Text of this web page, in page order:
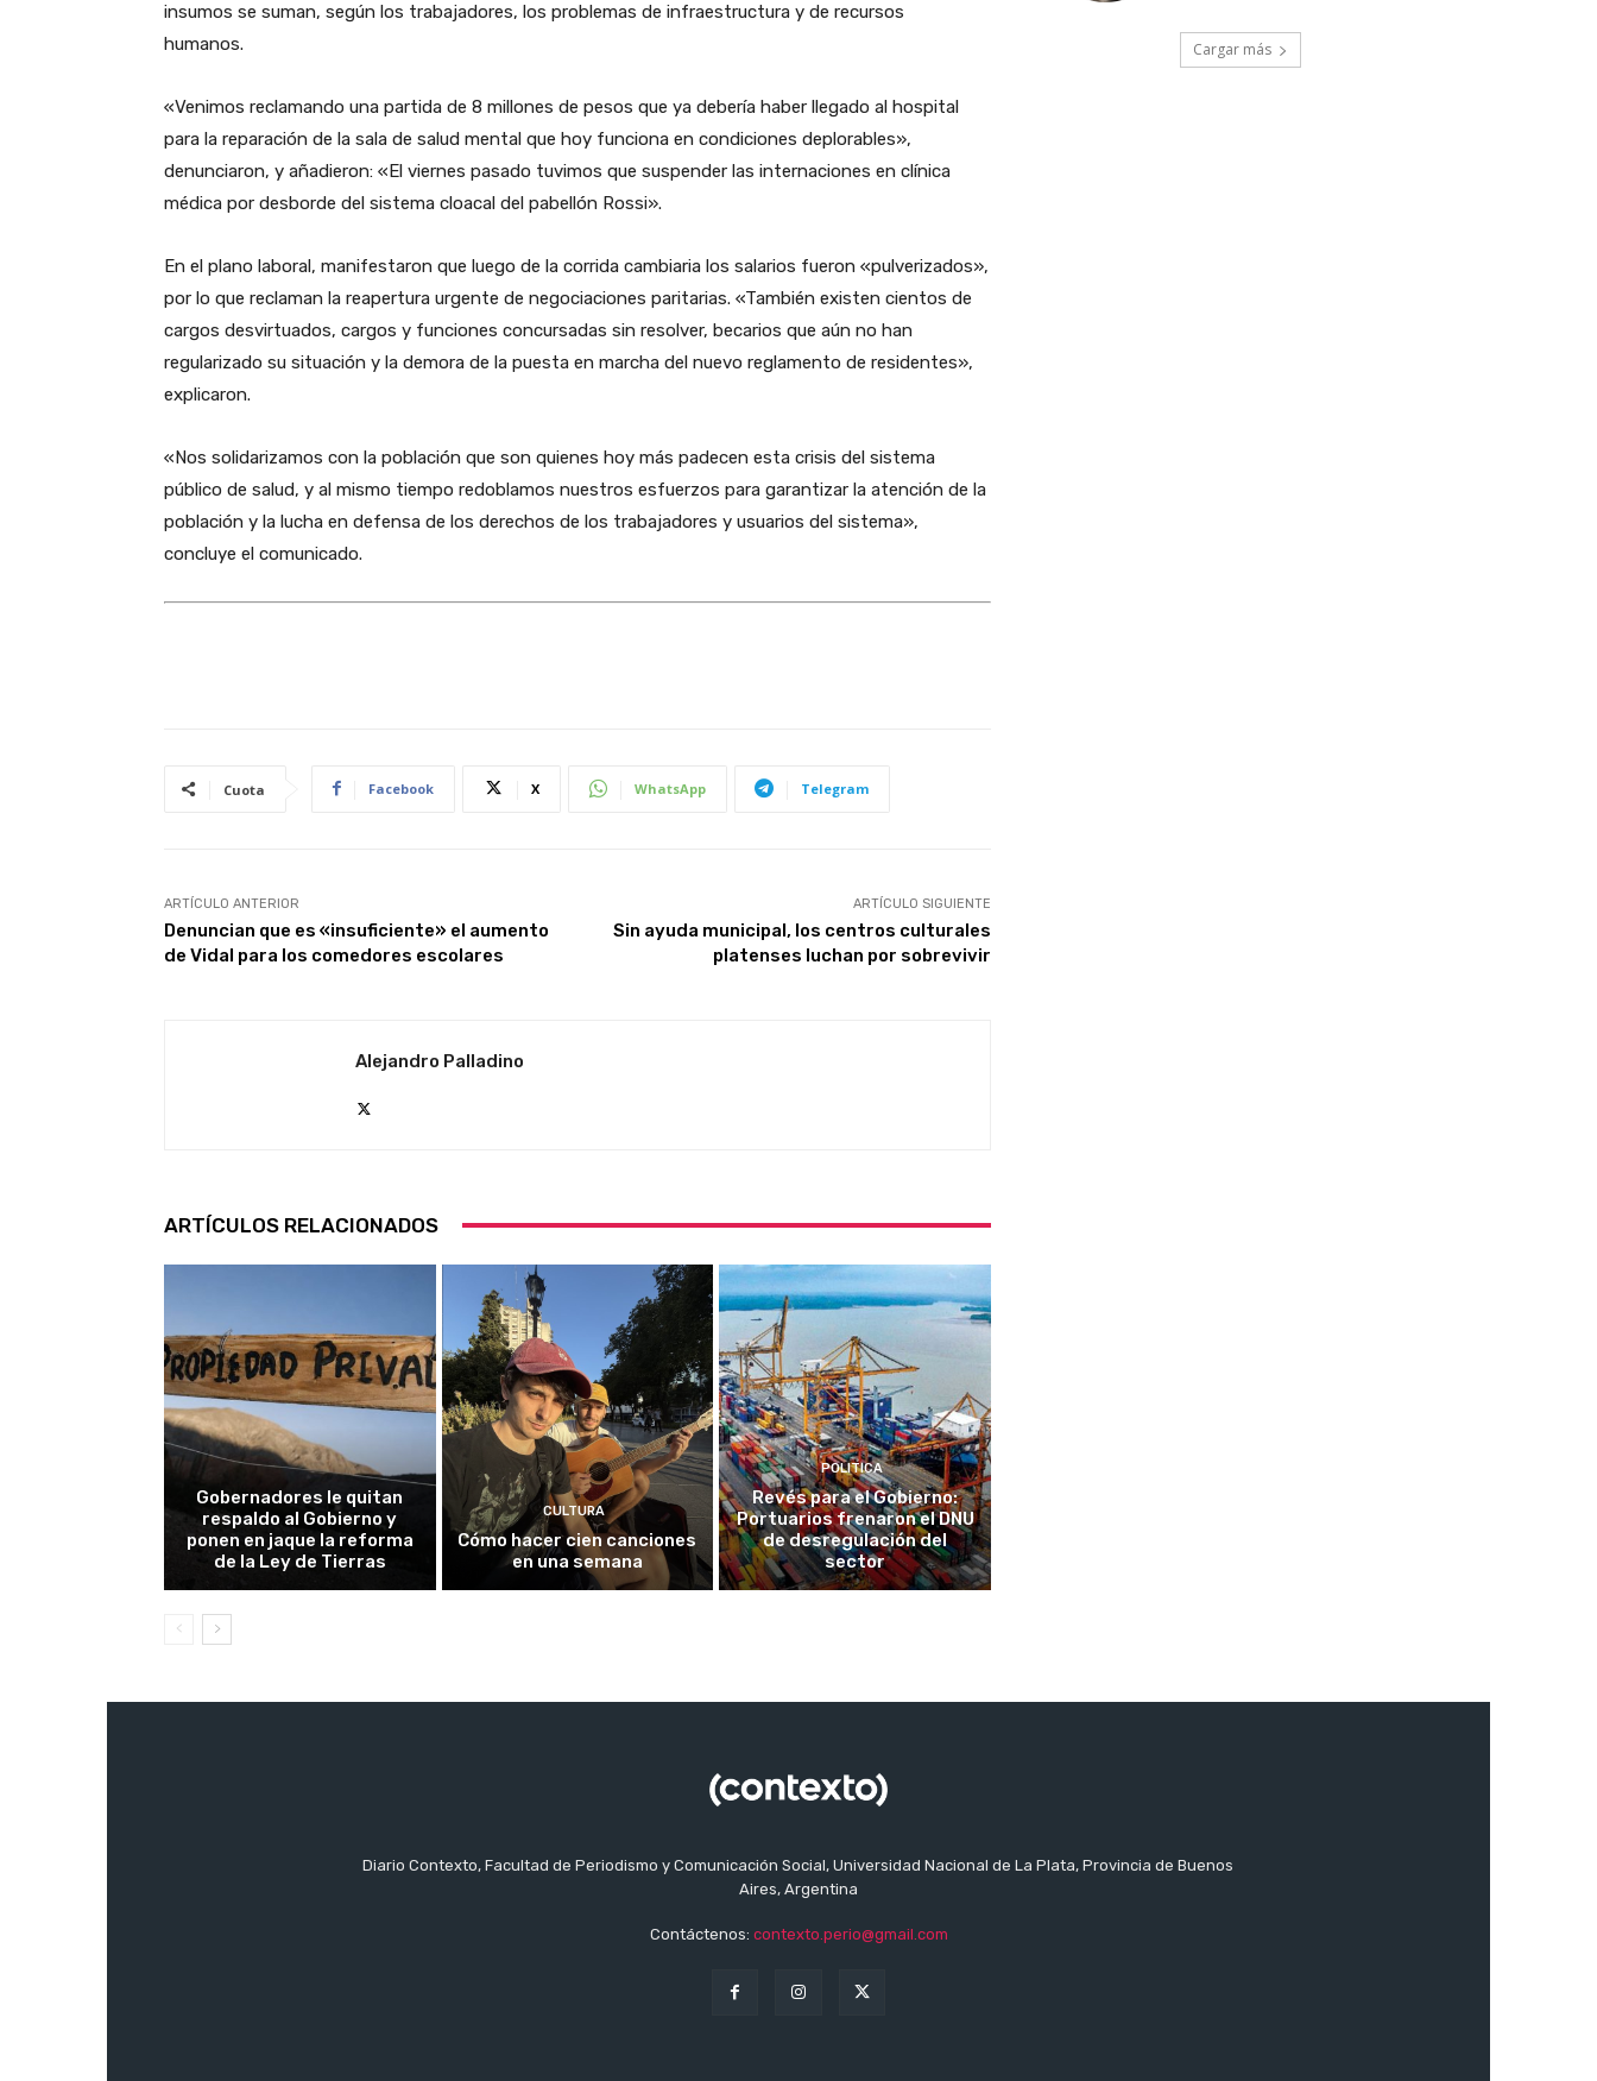
insumos se suman, según los trabajadores, los problemas de infraestructura y de recursos
humanos.
«Venimos reclamando una partida de 8 millones de pesos que ya debería haber llegado al hospital
para la reparación de la sala de salud mental que hoy funciona en condiciones deplorables»,
denunciaron, y añadieron: «El viernes pasado tuvimos que suspender las internaciones en clínica
médica por desborde del sistema cloacal del pabellón Rossi».
En el plano laboral, manifestaron que luego de la corrida cambiaria los salarios fueron «pulverizados»,
por lo que reclaman la reapertura urgente de negociaciones paritarias. «También existen cientos de
cargos desvirtuados, cargos y funciones concursadas sin resolver, becarios que aún no han
regularizado su situación y la demora de la puesta en marcha del nuevo reglamento de residentes»,
explicaron.
«Nos solidarizamos con la población que son quienes hoy más padecen esta crisis del sistema
público de salud, y al mismo tiempo redoblamos nuestros esfuerzos para garantizar la atención de la
población y la lucha en defensa de los derechos de los trabajadores y usuarios del sistema»,
concluye el comunicado.
Cuota Facebook X WhatsApp Telegram
ARTÍCULO ANTERIOR
Denuncian que es «insuficiente» el aumento
de Vidal para los comedores escolares
ARTÍCULO SIGUIENTE
Sin ayuda municipal, los centros culturales
platenses luchan por sobrevivir
Alejandro Palladino
ARTÍCULOS RELACIONADOS
Gobernadores le quitan
respaldo al Gobierno y
ponen en jaque la reforma
de la Ley de Tierras
CULTURA
Cómo hacer cien canciones
en una semana
POLITICA
Revés para el Gobierno:
Portuarios frenaron el DNU
de desregulación del
sector
Cargar más
Diario Contexto, Facultad de Periodismo y Comunicación Social, Universidad Nacional de La Plata, Provincia de Buenos
Aires, Argentina
Contáctenos: contexto.perio@gmail.com